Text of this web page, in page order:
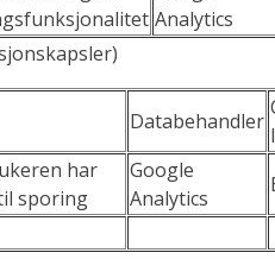
Analytics
Databehandler
har
sporing
Google
Analytics